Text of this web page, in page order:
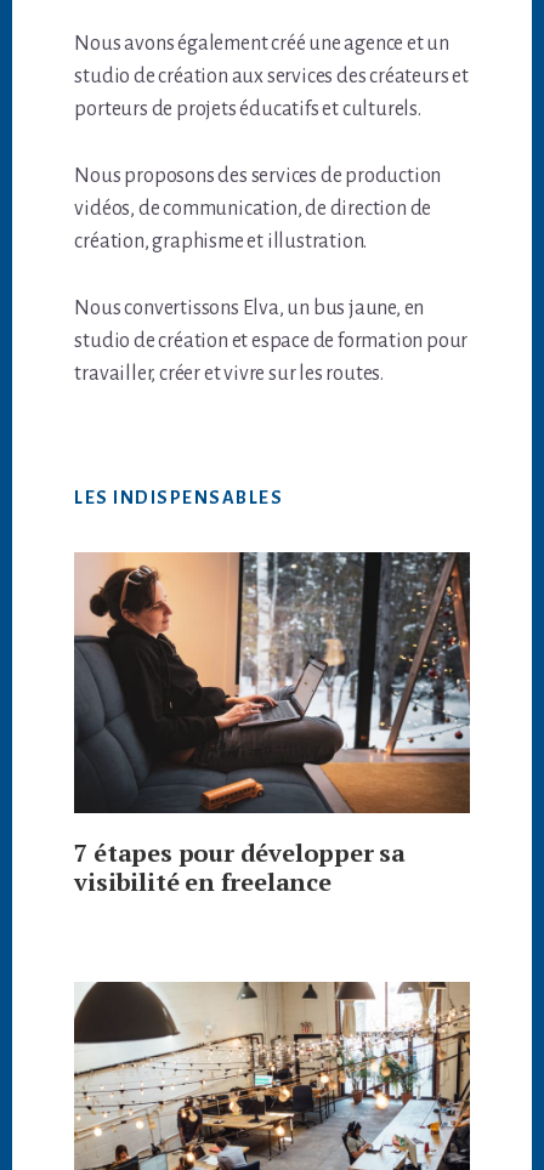
Nous avons également créé une agence et un
studio de création aux services des créateurs et
porteurs de projets éducatifs et culturels.
Nous proposons des services de production
vidéos, de communication, de direction de
création, graphisme et illustration.
Nous convertissons Elva, un bus jaune, en
studio de création et espace de formation pour
travailler, créer et vivre sur les routes.
LES INDISPENSABLES
7 étapes pour développer sa
visibilité en freelance